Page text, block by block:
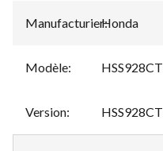
Manufacturier:
Honda
Modèle: HSS928CT
Version: HSS928CT